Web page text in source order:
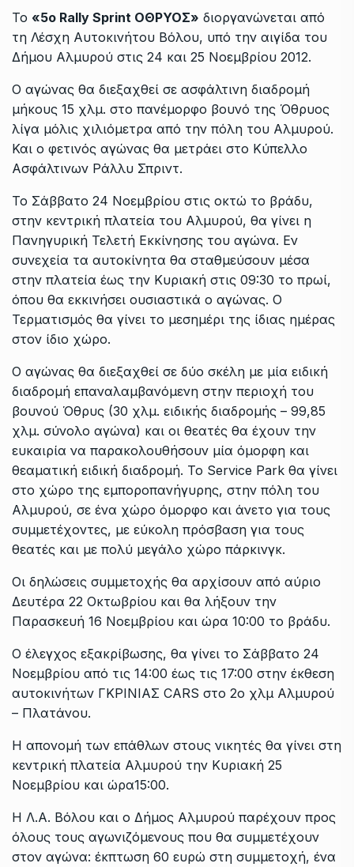
Το «5o Rally Sprint ΟΘΡΥΟΣ» διοργανώνεται από
τη Λέσχη Αυτοκινήτου Βόλου, υπό την αιγίδα του
Δήμου Αλμυρού στις 24 και 25 Νοεμβρίου 2012.
Ο αγώνας θα διεξαχθεί σε ασφάλτινη διαδρομή
μήκους 15 χλμ. στο πανέμορφο βουνό της Όθρυος
λίγα μόλις χιλιόμετρα από την πόλη του Αλμυρού.
Και ο φετινός αγώνας θα μετράει στο Κύπελλο
Ασφάλτινων Ράλλυ Σπριντ.
Το Σάββατο 24 Νοεμβρίου στις οκτώ το βράδυ,
στην κεντρική πλατεία του Αλμυρού, θα γίνει η
Πανηγυρική Τελετή Εκκίνησης του αγώνα. Εν
συνεχεία τα αυτοκίνητα θα σταθμεύσουν μέσα
στην πλατεία έως την Κυριακή στις 09:30 το πρωί,
όπου θα εκκινήσει ουσιαστικά ο αγώνας. Ο
Τερματισμός θα γίνει το μεσημέρι της ίδιας ημέρας
στον ίδιο χώρο.
Ο αγώνας θα διεξαχθεί σε δύο σκέλη με μία ειδική
διαδρομή επαναλαμβανόμενη στην περιοχή του
βουνού Όθρυς (30 χλμ. ειδικής διαδρομής – 99,85
χλμ. σύνολο αγώνα) και οι θεατές θα έχουν την
ευκαιρία να παρακολουθήσουν μία όμορφη και
θεαματική ειδική διαδρομή. Το Service Park θα γίνει
στο χώρο της εμποροπανήγυρης, στην πόλη του
Αλμυρού, σε ένα χώρο όμορφο και άνετο για τους
συμμετέχοντες, με εύκολη πρόσβαση για τους
θεατές και με πολύ μεγάλο χώρο πάρκινγκ.
Οι δηλώσεις συμμετοχής θα αρχίσουν από αύριο
Δευτέρα 22 Οκτωβρίου και θα λήξουν την
Παρασκευή 16 Νοεμβρίου και ώρα 10:00 το βράδυ.
Ο έλεγχος εξακρίβωσης, θα γίνει το Σάββατο 24
Νοεμβρίου από τις 14:00 έως τις 17:00 στην έκθεση
αυτοκινήτων ΓΚΡΙΝΙΑΣ CARS στο 2ο χλμ Αλμυρού
– Πλατάνου.
Η απονομή των επάθλων στους νικητές θα γίνει στη
κεντρική πλατεία Αλμυρού την Κυριακή 25
Νοεμβρίου και ώρα15:00.
Η Λ.Α. Βόλου και ο Δήμος Αλμυρού παρέχουν προς
όλους τους αγωνιζόμενους που θα συμμετέχουν
στον αγώνα: έκπτωση 60 ευρώ στη συμμετοχή, ένα